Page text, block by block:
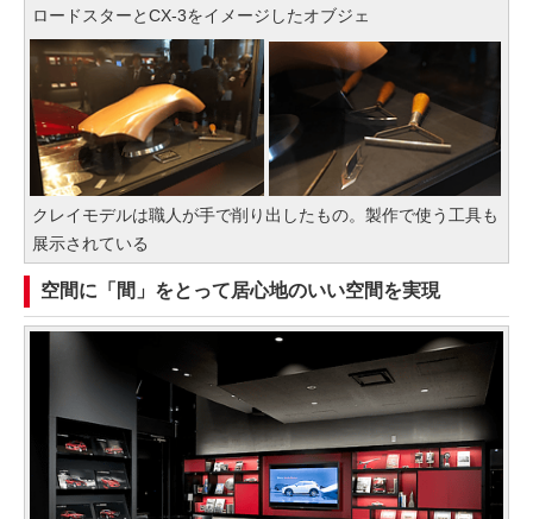
ロードスターとCX-3をイメージしたオブジェ
クレイモデルは職人が手で削り出したもの。製作で使う工具も
展示されている
空間に「間」をとって居心地のいい空間を実現